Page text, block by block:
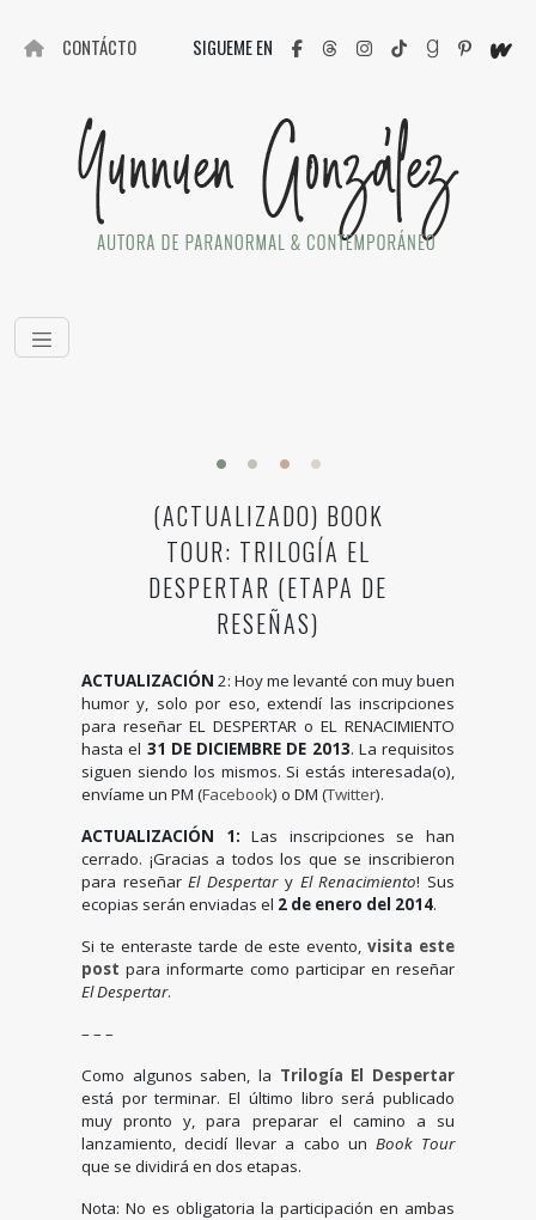
CONTÁCTO SIGUEME EN
(ACTUALIZADO) BOOK
TOUR: TRILOGÍA EL
DESPERTAR (ETAPA DE
RESEÑAS)
ACTUALIZACIÓN 2: Hoy me levanté con muy buen
humor y, solo por eso, extendí las inscripciones
para reseñar EL DESPERTAR o EL RENACIMIENTO
hasta el 31 DE DICIEMBRE DE 2013. La requisitos
siguen siendo los mismos. Si estás interesada(o),
envíame un PM (Facebook) o DM (Twitter).
ACTUALIZACIÓN 1: Las inscripciones se han
cerrado. ¡Gracias a todos los que se inscribieron
para reseñarEl Despertary El Renacimiento! Sus
ecopias serán enviadas el 2 de enero del 2014.
Si te enteraste tarde de este evento,visita este
post para informarte como participar en reseñar
El Despertar.
– – –
Como algunos saben, la Trilogía El Despertar
está por terminar. El último libro será publicado
muy pronto y, para preparar el camino a su
lanzamiento, decidí llevar a cabo un Book Tour
que se dividirá en dos etapas.
Nota: No es obligatoria la participación en ambas